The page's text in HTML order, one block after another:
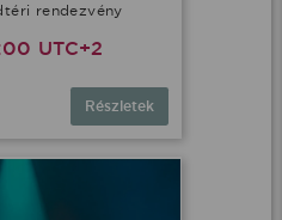
rendezvény
UTC+2
Részletek